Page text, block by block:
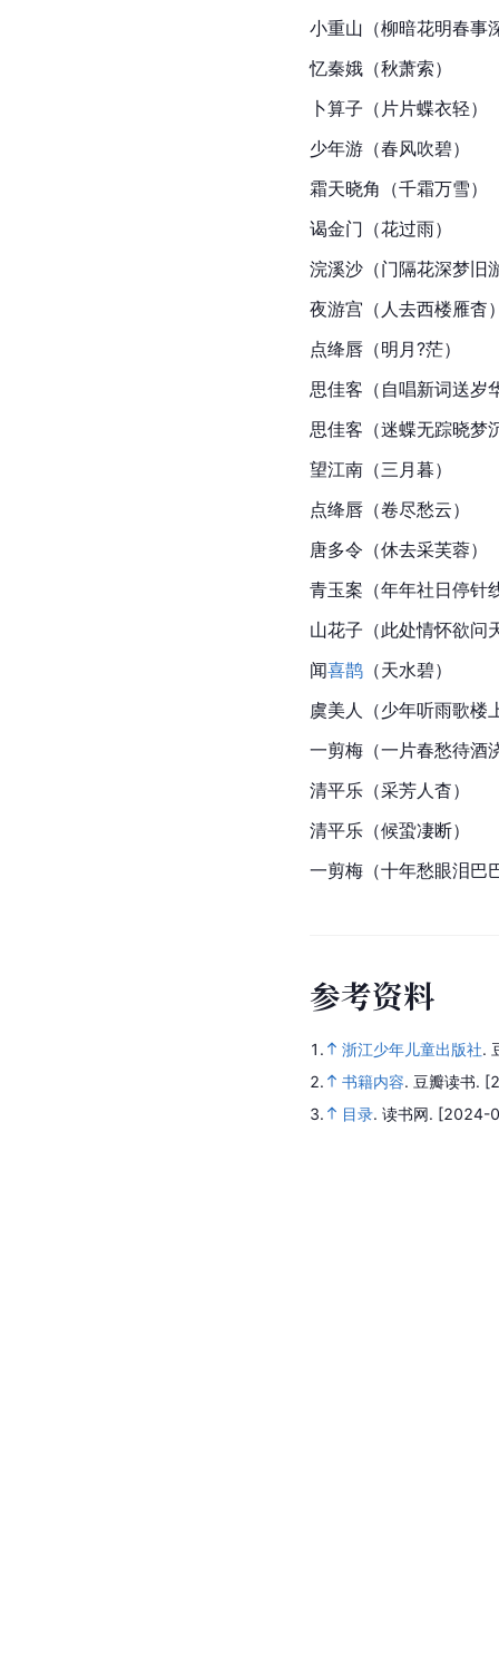
小重山（柳暗花明春事
忆秦娥（秋萧索）
卜算子（片片蝶衣轻）
少年游（春风吹碧）
霜天晓角（千霜万雪）
谒金门（花过雨）
浣溪沙（门隔花深梦旧
夜游宫（人去西楼雁杳
点绛唇（明月?茫）
思佳客（自唱新词送岁
思佳客（迷蝶无踪晓梦
望江南（三月暮）
点绛唇（卷尽愁云）
唐多令（休去采芙蓉）
青玉案（年年社日停针
山花子（此处情怀欲问
闻喜鹊 （天水碧）
虞美人（少年听雨歌楼
一剪梅（一片春愁待酒
清平乐（采芳人杳）
清平乐（候蛩凄断）
一剪梅（十年愁眼泪巴
参考资料
1. 浙江少年儿童出版社.
2.
书籍内容. 豆瓣读书.
3.
目录. 读书网. [2024-